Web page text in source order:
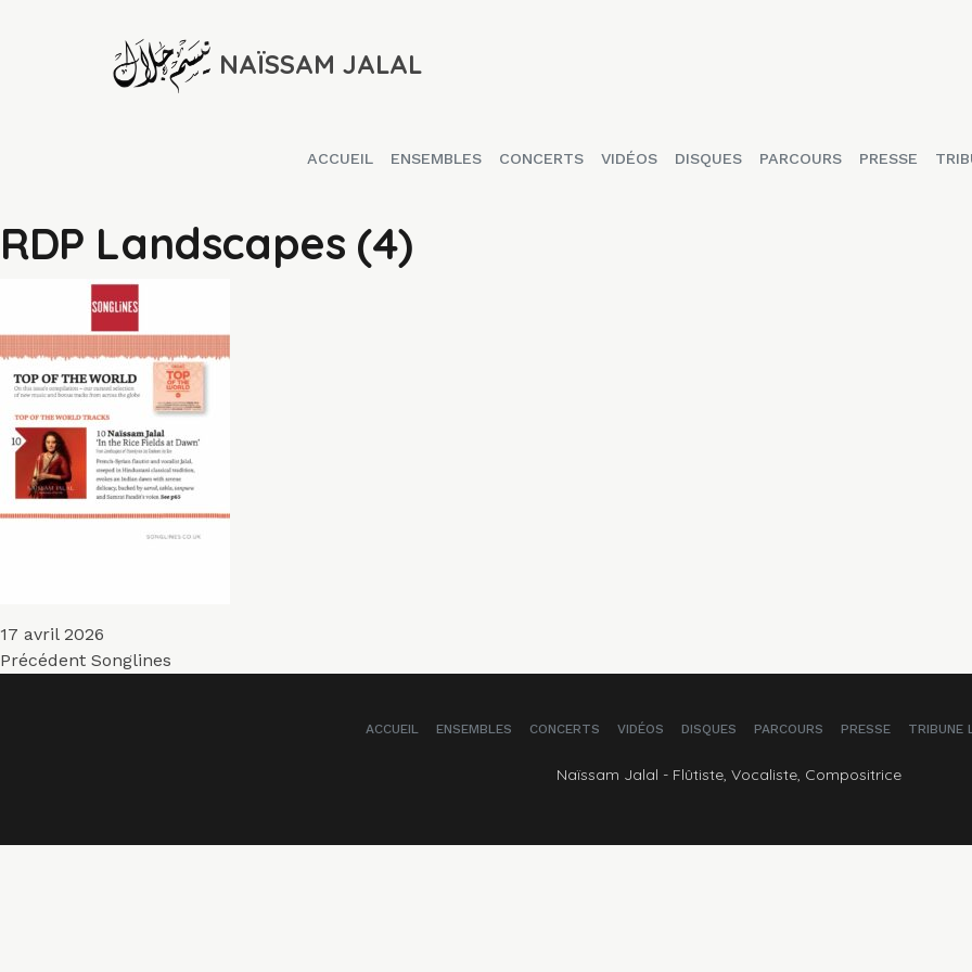
NAÏSSAM JALAL
ACCUEIL ENSEMBLES CONCERTS VIDÉOS DISQUES PARCOURS PRESSE
RDP Landscapes (4)
Publié
le
17 avril 2026
Navigation
Précédent Article
Songlines
ACCUEIL ENSEMBLES CONCERTS VIDÉOS DISQUES PARCOURS PRESSE TRIBUNE
Naïssam Jalal - Flûtiste, Vocaliste, Compositrice